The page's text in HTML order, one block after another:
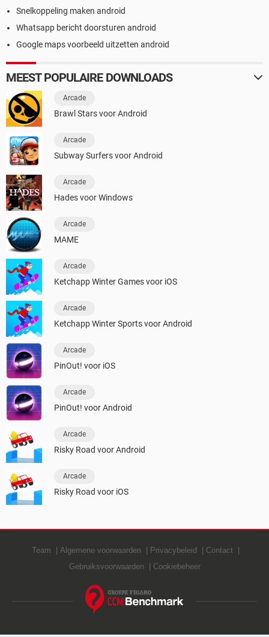
Snelkoppeling maken android
Whatsapp bericht doorsturen android
Google maps voorbeeld uitzetten android
MEEST POPULAIRE DOWNLOADS
Arcade
Brawl Stars voor Android
Arcade
Subway Surfers voor Android
Arcade
Hades voor Windows
Arcade
MAME
Arcade
Ketchapp Winter Games voor iOS
Arcade
Ketchapp Winter Sports voor Android
Arcade
PinOut! voor iOS
Arcade
PinOut! voor Android
Arcade
Risky Road voor Android
Arcade
Risky Road voor iOS
Team Algemene voorwaarden Privacybeleid
Contact
Gebruiksvoorwaarden
Cookiebeheer